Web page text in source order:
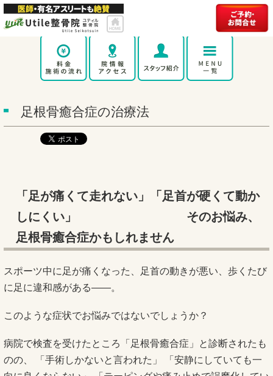
足根骨癒合症の治療法
「足が痛くて走れない」「足首が硬くて動か
しにくい」 そのお悩み、
足根骨癒合症かもしれません
スポーツ中に足が痛くなった、足首の動きが悪い、歩くたび
に足に違和感がある——。
このような症状でお悩みではないでしょうか？
病院で検査を受けたところ「足根骨癒合症」と診断されたも
のの、 「手術しかないと言われた」 「安静にしていても一